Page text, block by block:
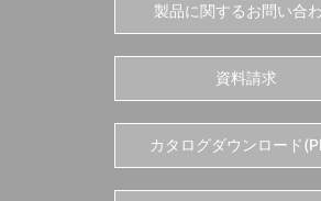
製品に関するお問い合
資料請求
カタログダウンロード